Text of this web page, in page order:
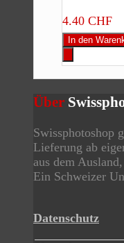
4.40 CHF
Über
Swissphotoshop
Lieferung ab
aus dem
Ein Schweizer
Datenschutz